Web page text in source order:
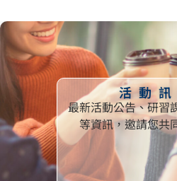
活動
最新活動公告、研習
等資訊，邀請您共